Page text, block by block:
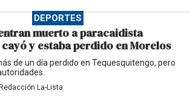
DEPORTES
muerto a paracaidista
y estaba perdido en Morelos
de un día perdido en Tequesquitengo, pero
La-Lista